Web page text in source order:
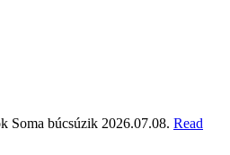
Soma búcsúzik 2026.07.08. Read